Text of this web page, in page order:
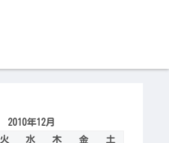
2010年12月
火 水 木 金
土